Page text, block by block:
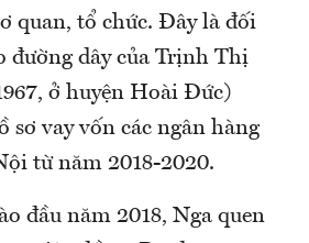
quan, tổ chức. Đây là đối
đường dây của Trịnh Thị
ở huyện Hoài Đức)
sơ vay vốn các ngân hàng
từ năm 2018-2020.
đầu năm 2018, Nga quen